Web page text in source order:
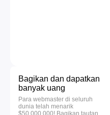
Bagikan dan dapatkan
banyak uang
Para webmaster di seluruh
dunia telah menarik
$50.000.000! Bagikan tautan